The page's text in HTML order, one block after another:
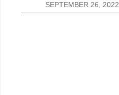
SEPTEMBER 26, 2022